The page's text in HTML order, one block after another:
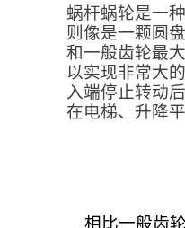
蜗杆蜗轮是一
则像是一颗圆
和一般齿轮最
以实现非常大
入端停止转动
在电梯、升降